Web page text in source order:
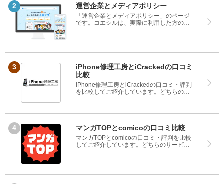
さい。
運営企業とメディアポリシー
「運営企業とメディアポリシー」のページ
です。コエシルは、実際に利用した方の口
なく、悪い口コミもしっかり掲載している
さい。
iPhone修理工房とiCrackedの口コミ
比較
iPhone修理工房とiCrackedの口コミ・評判
を比較してご紹介しています。どちらのサ
て、iPhone修理工房とiCrackedのどちらを
マンガTOPとcomicoの口コミ比較
マンガTOPとcomicoの口コミ・評判を比較
してご紹介しています。どちらのサービス
てください。